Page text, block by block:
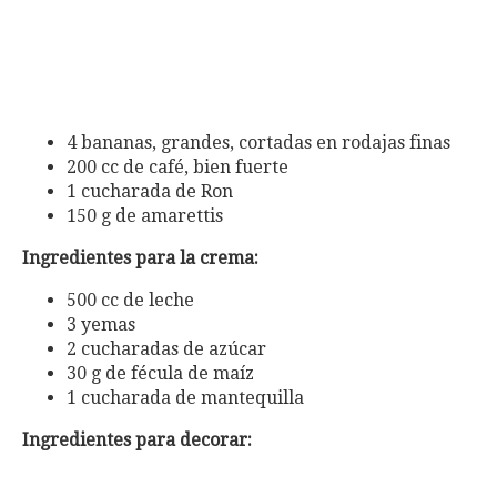
4 bananas, grandes, cortadas en rodajas finas
200 cc de café, bien fuerte
1 cucharada de Ron
150 g de amarettis
Ingredientes para la crema:
500 cc de leche
3 yemas
2 cucharadas de azúcar
30 g de fécula de maíz
1 cucharada de mantequilla
Ingredientes para decorar: